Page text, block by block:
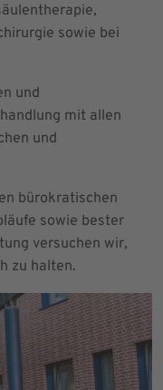
sowie bei
und
mit allen
und
bürokratischen
sowie bester
versuchen wir,
zu halten.